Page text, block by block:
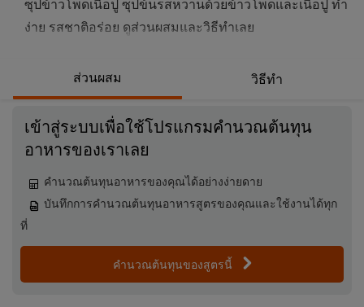
ง่าย รสชาติอร่อย ดูส่วนผสมและวิธีทำเลย
ส่วนผสม วิธีทำ
เข้าสู่ระบบเพื่อใช้โปรแกรมคำนวณต้นทุน
อาหารของเราเลย
คำนวณต้นทุนอาหารของคุณได้อย่างง่ายดาย
บันทึกการคำนวณต้นทุนอาหารสูตรของคุณและใช้งานได้ทุก
ที่
คำนวณต้นทุนของสูตรนี้